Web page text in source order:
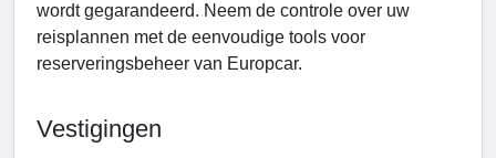
wordt gegarandeerd. Neem de controle over uw
reisplannen met de eenvoudige tools voor
reserveringsbeheer van Europcar.
Vestigingen